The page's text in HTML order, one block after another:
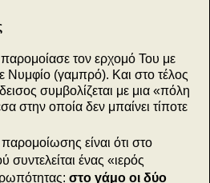
τον ερχομό Του με
Νυμφίο (γαμπρό). Και στο τέλος
συμβολίζεται με μια «πόλη
στην οποία δεν μπαίνει τίποτε
είναι ότι στο
ένας «ιερός
στο γάμο οι δύο